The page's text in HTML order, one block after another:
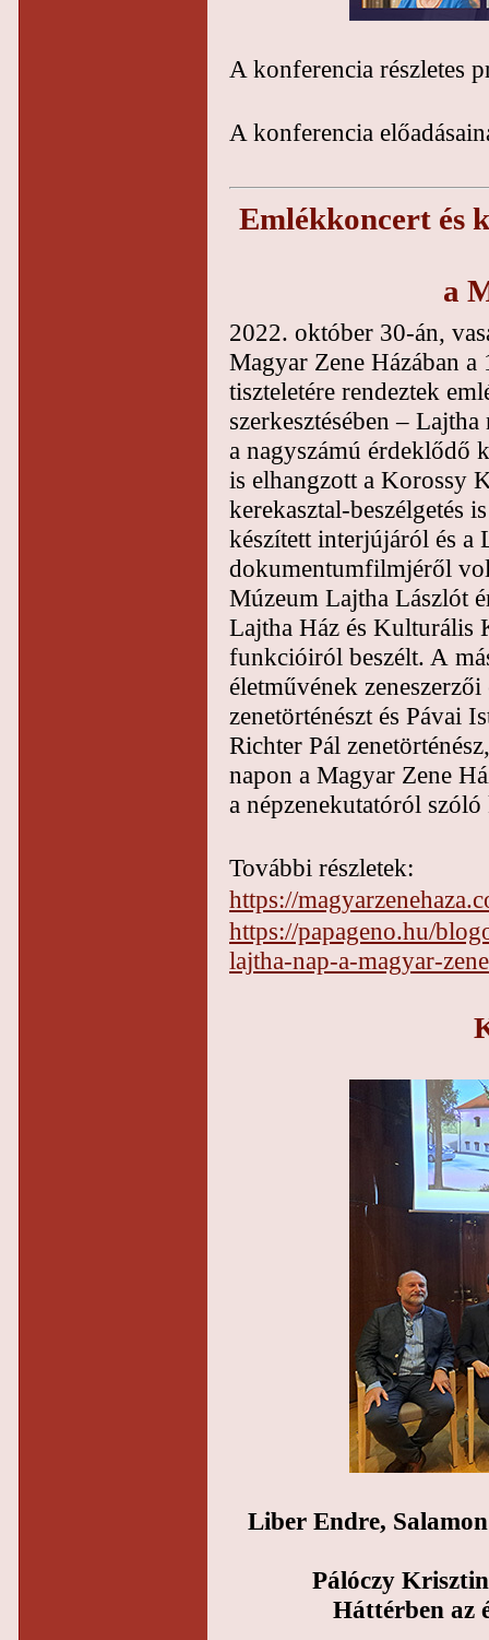
A konferencia részletes
A konferencia
Emlékkoncert és
a
2022. október 30-án,
Magyar Zene Házában a
tiszteletére rendeztek
szerkesztésében –
a nagyszámú érdeklődő
is elhangzott a Korossy
kerekasztal-beszélgetés
készített interjújáról és a
dokumentumfilmjéről
Múzeum Lajtha Lászlót
Lajtha Ház és Kulturális
funkcióiról beszélt. A
életművének
zenetörténészt és Pávai
Richter Pál
napon a Magyar Zene
a népzenekutatóról
További részletek:
https://
https://papageno.hu/
lajtha-nap-a-magyar-
Liber Endre,
Pálóczy
Háttérben az